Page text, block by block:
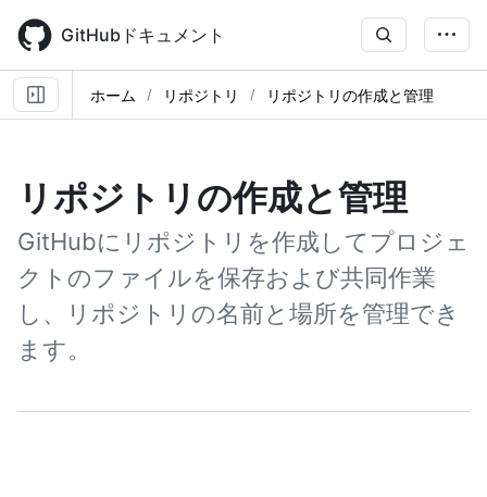
main
content
GitHubドキュメント
ホーム リポジトリ リポジトリの作成と管理
リポジトリの作成と管理
GitHubにリポジトリを作成してプロジェ
クトのファイルを保存および共同作業
し、リポジトリの名前と場所を管理でき
ます。